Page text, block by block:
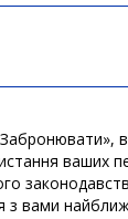
ваших
з вами